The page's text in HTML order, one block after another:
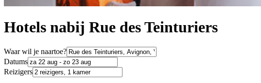
Hotels nabij Rue des Teinturiers
Waar wil je naartoe?
Datums
Reizigers